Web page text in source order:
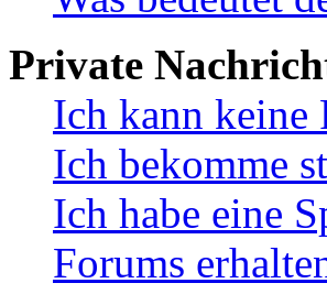
Private
Ich kann keine
Ich bekomme
Ich habe eine
Forums